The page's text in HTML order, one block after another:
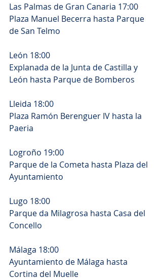
Las Palmas de Gran Canaria 17:00
Plaza Manuel Becerra hasta Parque
de San Telmo
León 18:00
Explanada de la Junta de Castilla y
León hasta Parque de Bomberos
Lleida 18:00
Plaza Ramón Berenguer IV hasta la
Paeria
Logroño 19:00
Parque de la Cometa hasta Plaza del
Ayuntamiento
Lugo 18:00
Parque da Milagrosa hasta Casa del
Concello
Málaga 18:00
Ayuntamiento de Málaga hasta
Cortina del Muelle